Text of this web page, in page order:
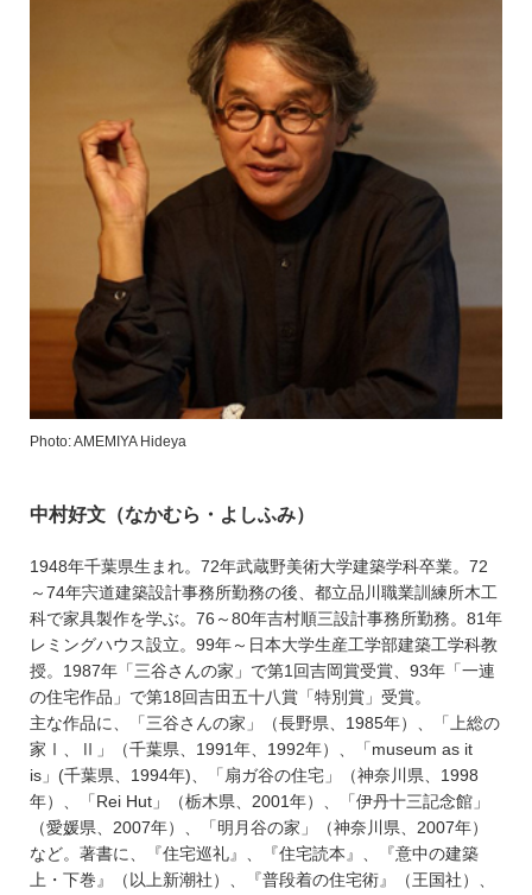
Photo: AMEMIYA Hideya
中村好文（なかむら・よしふみ）
1948年千葉県生まれ。72年武蔵野美術大学建築学科卒業。72
～74年宍道建築設計事務所勤務の後、都立品川職業訓練所木工
科で家具製作を学ぶ。76～80年吉村順三設計事務所勤務。81年
レミングハウス設立。99年～日本大学生産工学部建築工学科教
授。1987年「三谷さんの家」で第1回吉岡賞受賞、93年「一連
の住宅作品」で第18回吉田五十八賞「特別賞」受賞。
主な作品に、「三谷さんの家」（長野県、1985年）、「上総の
家Ⅰ、Ⅱ」（千葉県、1991年、1992年）、「museum as it
is」(千葉県、1994年)、「扇ガ谷の住宅」（神奈川県、1998
年）、「Rei Hut」（栃木県、2001年）、「伊丹十三記念館」
（愛媛県、2007年）、「明月谷の家」（神奈川県、2007年）
など。著書に、『住宅巡礼』、『住宅読本』、『意中の建築
上・下巻』（以上新潮社）、『普段着の住宅術』（王国社）、